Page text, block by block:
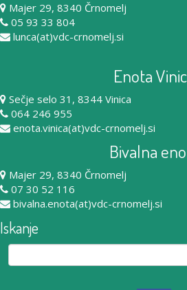
Majer 29, 8340 Črnomelj
05 93 33 804
lunca(at)vdc-crnomelj.si
Enota
Sečje selo 31, 8344 Vinica
064 246 955
enota.vinica(at)vdc-crnomelj.si
Bivalna
Majer 29, 8340 Črnomelj
07 30 52 116
bivalna.enota(at)vdc-crnomelj.si
Iskanje